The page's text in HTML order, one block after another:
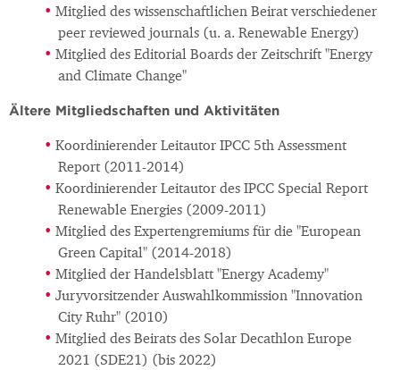
Mitglied des wissenschaftlichen Beirat verschiedener
peer reviewed journals (u. a. Renewable Energy)
Mitglied des Editorial Boards der Zeitschrift "Energy
and Climate Change"
Ältere Mitgliedschaften und Aktivitäten
Koordinierender Leitautor IPCC 5th Assessment
Report (2011-2014)
Koordinierender Leitautor des IPCC Special Report
Renewable Energies (2009-2011)
Mitglied des Expertengremiums für die "European
Green Capital" (2014-2018)
Mitglied der Handelsblatt "Energy Academy"
Juryvorsitzender Auswahlkommission "Innovation
City Ruhr" (2010)
Mitglied des Beirats des Solar Decathlon Europe
2021 (SDE21) (bis 2022)